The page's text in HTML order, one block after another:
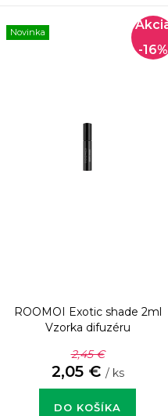
Novinka
-16%
ROOMOI Exotic shade 2ml
Vzorka difuzéru
2,45 €
2,05 € / ks
DO KOŠÍKA